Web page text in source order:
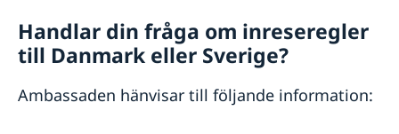
Handlar din fråga om inreseregler
till Danmark eller Sverige?
Ambassaden hänvisar till följande information: